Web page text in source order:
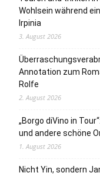
Wohlsein während
Irpinia
3. August 2026
Annotation zum
Rolfe
2. August 2026
„Borgo diVino in
und andere schöne
1. August 2026
Nicht Yin, sondern